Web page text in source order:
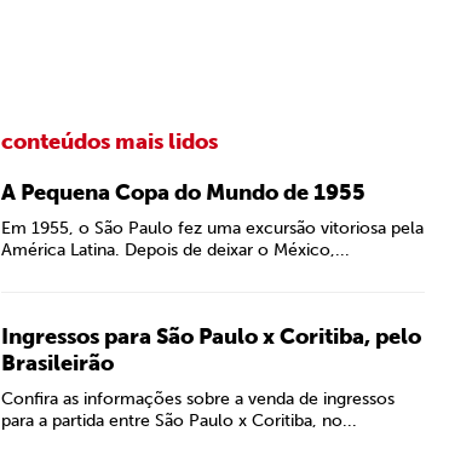
conteúdos mais lidos
A Pequena Copa do Mundo de 1955
Em 1955, o São Paulo fez uma excursão vitoriosa pela
América Latina. Depois de deixar o México,...
Ingressos para São Paulo x Coritiba, pelo
Brasileirão
Confira as informações sobre a venda de ingressos
para a partida entre São Paulo x Coritiba, no...